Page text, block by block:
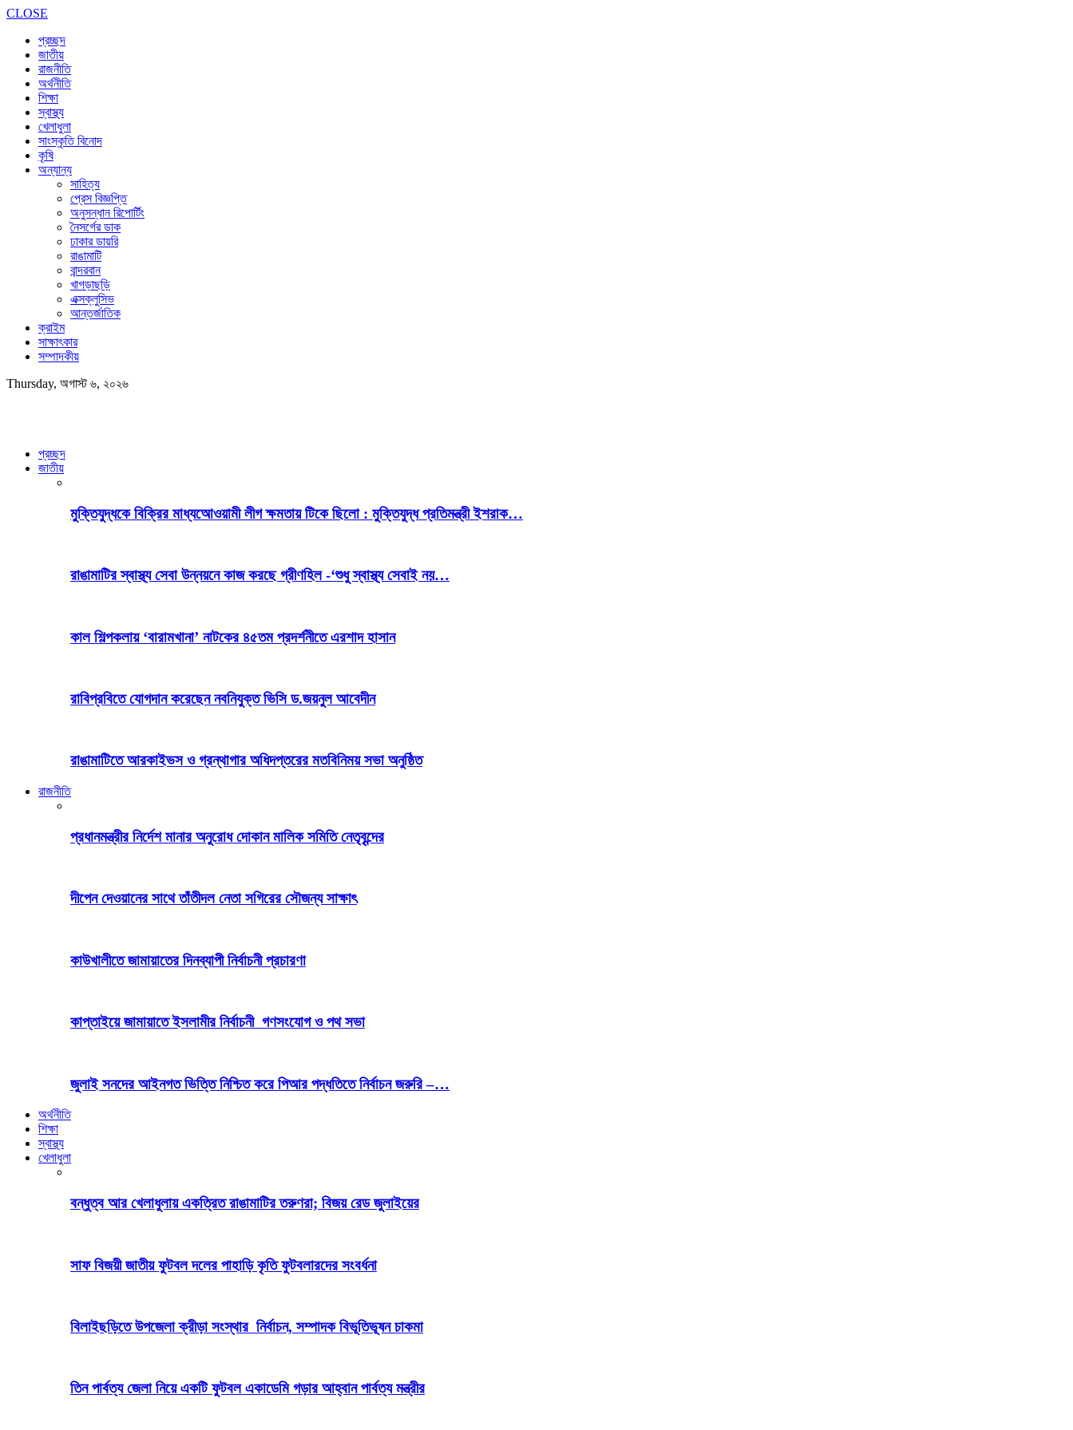
CLOSE
প্রচ্ছদ
জাতীয়
রাজনীতি
অর্থনীতি
শিক্ষা
স্বাস্থ্য
খেলাধুলা
সাংস্কৃতি বিনোদ
কৃষি
অন্যান্য
সাহিত্য
প্রেস বিজ্ঞপ্তি
অনুসন্ধান রিপোর্টিং
নৈসর্গের ডাক
ঢাকার ডায়রি
রাঙামাটি
বান্দরবান
খাগড়াছড়ি
এক্সক্লুসিভ
আন্তর্জাতিক
ক্রাইম
সাক্ষাৎকার
সম্পাদকীয়
Thursday, অগাস্ট ৬, ২০২৬
প্রচ্ছদ
জাতীয়
মুক্তিযুদ্ধকে বিক্রির মাধ্যআেওয়ামী লীগ ক্ষমতায় টিকে ছিলো : মুক্তিযুদ্ধ প্রতিমন্ত্রী ইশরাক…
রাঙামাটির স্বাস্থ্য সেবা উন্নয়নে কাজ করছে গ্রীণহিল -‘শুধু স্বাস্থ্য সেবাই নয়…
কাল শিল্পকলায় ‘বারামখানা’ নাটকের ৪৫তম প্রদর্শনীতে এরশাদ হাসান
রাবিপ্রবিতে যোগদান করেছেন নবনিযুক্ত ভিসি ড.জয়নুল আবেদীন
রাঙামাটিতে আরকাইভস ও গ্রন্থাগার অধিদপ্তরের মতবিনিময় সভা অনুষ্ঠিত
রাজনীতি
প্রধানমন্ত্রীর নির্দেশ মানার অনুরোধ দোকান মালিক সমিতি নেতৃবৃন্দের
দীপেন দেওয়ানের সাথে তাঁতীদল নেতা সগিরের সৌজন্য সাক্ষাৎ
কাউখালীতে জামায়াতের দিনব্যাপী নির্বাচনী প্রচারণা
কাপ্তাইয়ে জামায়াতে ইসলামীর নির্বাচনী গণসংযোগ ও পথ সভা
জুলাই সনদের আইনগত ভিত্তি নিশ্চিত করে পিআর পদ্ধতিতে নির্বাচন জরুরি –…
অর্থনীতি
শিক্ষা
স্বাস্থ্য
খেলাধুলা
বন্ধুত্ব আর খেলাধুলায় একত্রিত রাঙামাটির তরুণরা; বিজয় রেড জুলাইয়ের
সাফ বিজয়ী জাতীয় ফুটবল দলের পাহাড়ি কৃতি ফুটবলারদের সংবর্ধনা
বিলাইছড়িতে উপজেলা ক্রীড়া সংস্থার নির্বাচন, সম্পাদক বিভূতিভূষন চাকমা
তিন পার্বত্য জেলা নিয়ে একটি ফুটবল একাডেমি গড়ার আহ্বান পার্বত্য মন্ত্রীর